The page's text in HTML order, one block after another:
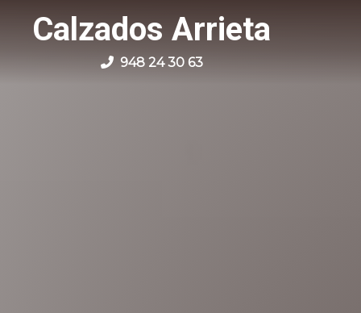
Calzados Arrieta
948 24 30 63